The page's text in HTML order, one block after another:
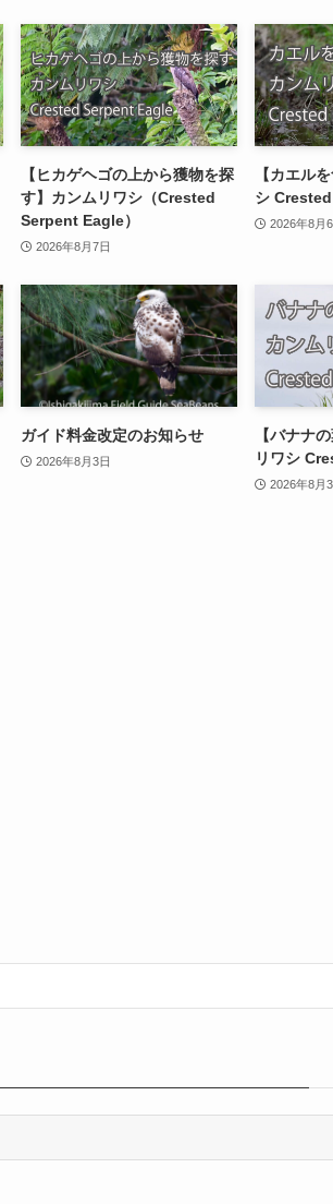
【ヒカゲヘゴの上から獲物を探
す】カンムリワシ（Crested
Serpent Eagle）
2026年8月7日
【カエル
シ
2026年8月
ガイド料金改定のお知らせ
2026年8月3日
【バナナ
リワシ
2026年8月